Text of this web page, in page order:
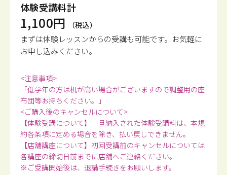
体験受講料計
1,100円 （税込）
まずは体験レッスンからの受講も可能です。 お気軽に
お申し込みください。
<注意事項>
「低学年の方は机が高い場合がございますので調整用の座
布団等お持ちください。」
<ご購入後のキャンセルについて>
【体験受講について】一旦納入された体験受講料は、本規
約各条項に定める場合を除き、払い戻しできません。
【店舗講座について】初回受講前のキャンセルについては
各講座の締切日前までに店舗へご連絡ください。
※ご受講開始後は、退講手続きをお願いします。